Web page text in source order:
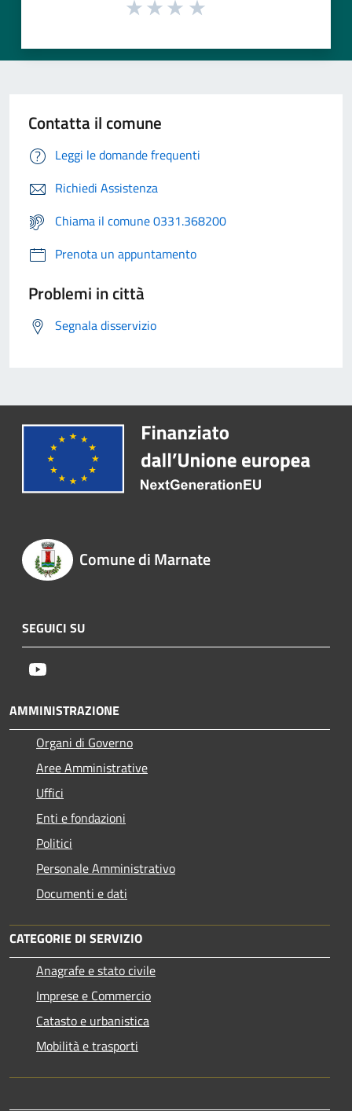
Contatta il comune
Leggi le domande frequenti
Richiedi Assistenza
Chiama il comune 0331.368200
Prenota un appuntamento
Problemi in città
Segnala disservizio
Comune di Marnate
SEGUICI SU
AMMINISTRAZIONE
Organi di Governo
Aree Amministrative
Uffici
Enti e fondazioni
Politici
Personale Amministrativo
Documenti e dati
CATEGORIE DI SERVIZIO
Anagrafe e stato civile
Imprese e Commercio
Catasto e urbanistica
Mobilità e trasporti